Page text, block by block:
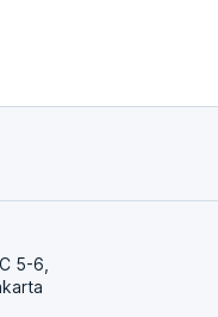
5-6,